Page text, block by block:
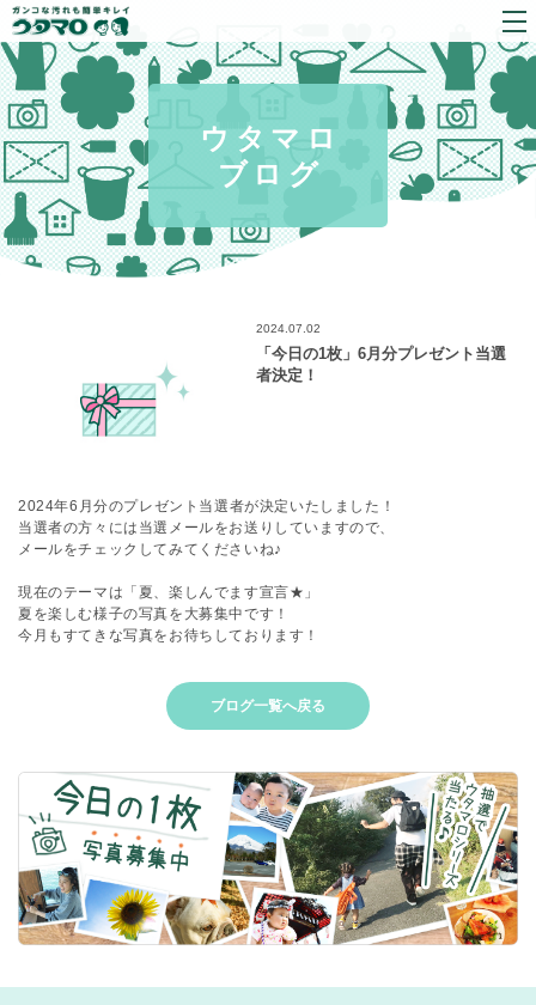
ウタマロ
ブログ
2024.07.02
「今日の1枚」6月分プレゼント当選
者決定！
2024年6月分のプレゼント当選者が決定いたしました！
当選者の方々には当選メールをお送りしていますので、
メールをチェックしてみてくださいね♪
現在のテーマは「夏、楽しんでます宣言★」
夏を楽しむ様子の写真を大募集中です！
今月もすてきな写真をお待ちしております！
ブログ一覧へ戻る